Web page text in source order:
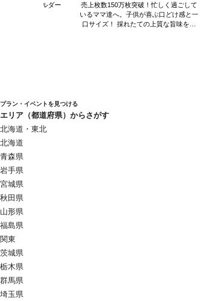
ャンドルホルダー
売上枚数150万枚突破！忙しく過ごして
いるママ達へ。子供が喜ぶ口どけ感と一
口サイズ！ 採れたての上質な旨味を持
プラン・イベントを見つける
エリア（都道府県）からさがす
北海道・東北
北海道
青森県
岩手県
宮城県
秋田県
山形県
福島県
関東
茨城県
栃木県
群馬県
埼玉県